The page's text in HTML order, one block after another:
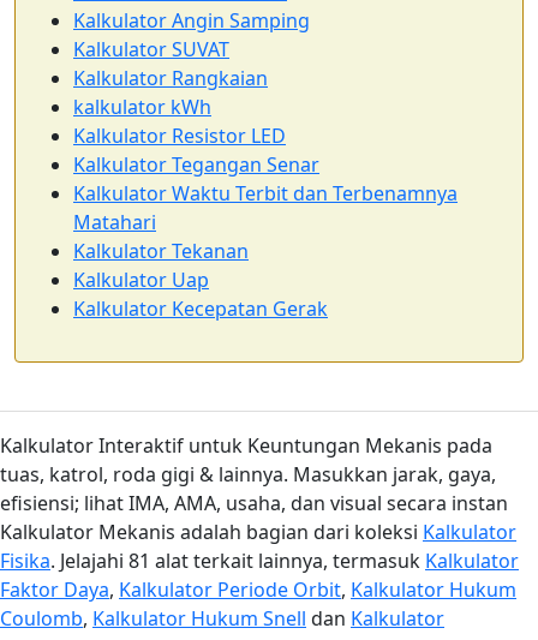
Kalkulator Angin Samping
Kalkulator SUVAT
Kalkulator Rangkaian
kalkulator kWh
Kalkulator Resistor LED
Kalkulator Tegangan Senar
Kalkulator Waktu Terbit dan Terbenamnya
Matahari
Kalkulator Tekanan
Kalkulator Uap
Kalkulator Kecepatan Gerak
Kalkulator Interaktif untuk Keuntungan Mekanis pada
tuas, katrol, roda gigi & lainnya. Masukkan jarak, gaya,
efisiensi; lihat IMA, AMA, usaha, dan visual secara instan
Kalkulator Mekanis adalah bagian dari koleksi Kalkulator
Fisika. Jelajahi 81 alat terkait lainnya, termasuk Kalkulator
Faktor Daya, Kalkulator Periode Orbit, Kalkulator Hukum
Coulomb, Kalkulator Hukum Snell dan Kalkulator